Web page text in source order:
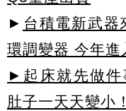
► 台積電新武器
環調變器 今年進
►起床就先做件
肚子一天天變小！